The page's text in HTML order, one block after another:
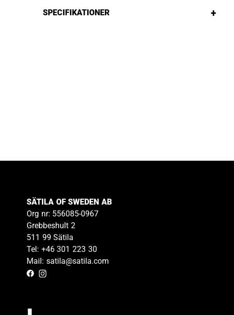
SPECIFIKATIONER +
SÄTILA OF SWEDEN AB
Org nr: 556085-0967
Grebbeshult 2
511 99 Sätila
Tel: +46 301 223 30
Mail: satila@satila.com